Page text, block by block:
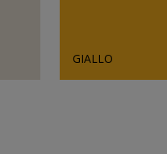
GIALLO